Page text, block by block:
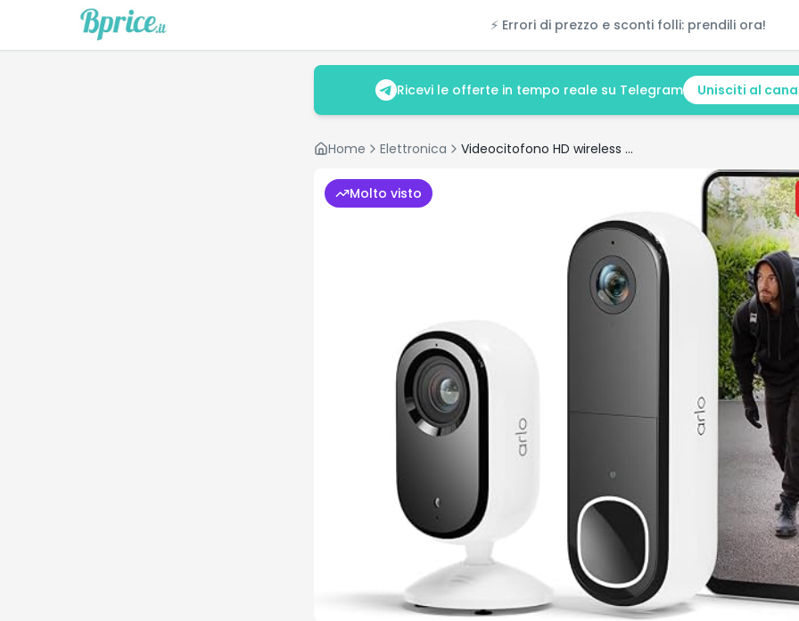
⚡ Errori di prezzo e sconti folli: prendili ora!
Ricevi le offerte in tempo reale su Telegram Unisciti al
Home Elettronica Videocitofono HD wireless & telecamera 2K da interno – Sicurezza Smart Home per famiglia e animali
Molto visto